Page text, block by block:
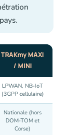
TRAKmy MAXI
/ MINI
LPWAN, NB-IoT
(3GPP cellulaire)
Nationale (hors
DOM-TOM et
Corse)